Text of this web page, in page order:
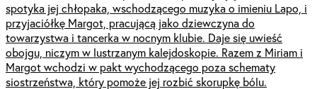
spotyka jej chłopaka, wschodzącego muzyka o imieniu Lapo, i
przyjaciółkę Margot, pracującą jako dziewczyna do
towarzystwa i tancerka w nocnym klubie. Daje się uwieść
obojgu, niczym w lustrzanym kalejdoskopie. Razem z Miriam i
Margot wchodzi w pakt wychodzącego poza schematy
siostrzeństwa, który pomoże jej rozbić skorupkę bólu.